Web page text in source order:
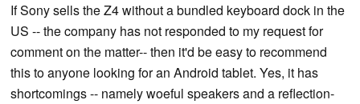
If Sony sells the Z4 without a bundled keyboard dock in the
US -- the company has not responded to my request for
comment on the matter-- then it'd be easy to recommend
this to anyone looking for an Android tablet. Yes, it has
shortcomings -- namely woeful speakers and a reflection-